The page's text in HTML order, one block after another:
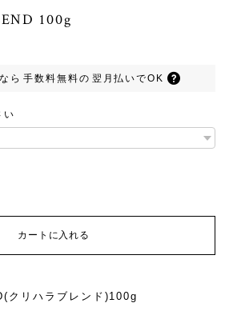
100g
なら 手数料無料の 翌月払いでOK
い
カートに入れる
クリハラブレンド)100g